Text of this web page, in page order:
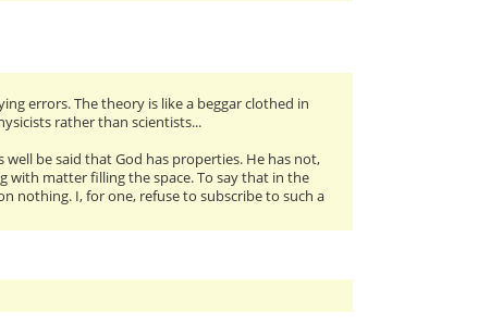
errors. The theory is like a beggar clothed in
rather than scientists...
be said that God has properties. He has not,
with matter filling the space. To say that in the
nothing. I, for one, refuse to subscribe to such a